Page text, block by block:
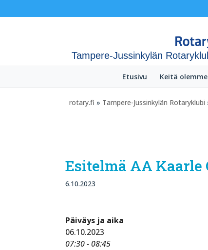
Tampere-Jussinkylän
Etusivu Keitä olemme
rotary.fi » Tampere-Jussinkylän Rotaryklubi
Esitelmä AA Kaarle
6.10.2023
Päiväys ja aika
06.10.2023
07:30 - 08:45